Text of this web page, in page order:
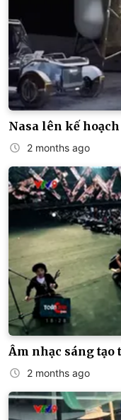
Nasa lên kế
2 months ago
Âm nhạc sáng
2 months ago